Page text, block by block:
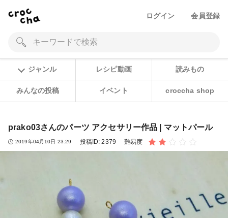
ログイン 会員登録
ジャンル レシピ動画 読みもの
みんなの投稿 イベント croccha shop
prako03さんのパーツ アクセサリー作品 | マットパール
2019年04月10日 23:29 投稿ID:2379 難易度